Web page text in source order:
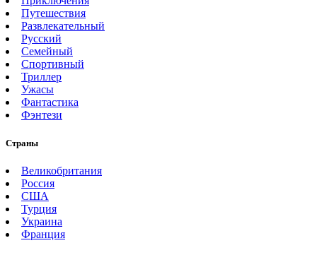
Путешествия
Развлекательный
Русский
Семейный
Спортивный
Триллер
Ужасы
Фантастика
Фэнтези
Страны
Великобритания
Россия
США
Турция
Украина
Франция